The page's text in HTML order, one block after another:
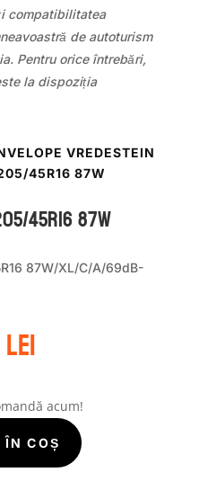
compatibilitatea
de autoturism
Pentru orice întrebări,
la dispoziția
VREDESTEIN
45R16 87W
45R16 87W
87W/XL/C/A/69dB-
leiPrețul
curent
305.26 lei.
acum!
ÎN COȘ